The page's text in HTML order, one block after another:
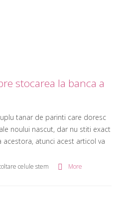
stocarea la banca a
tanar de parinti care doresc
noului nascut, dar nu stiti exact
atunci acest articol va
este imperios necesara
celule stem More